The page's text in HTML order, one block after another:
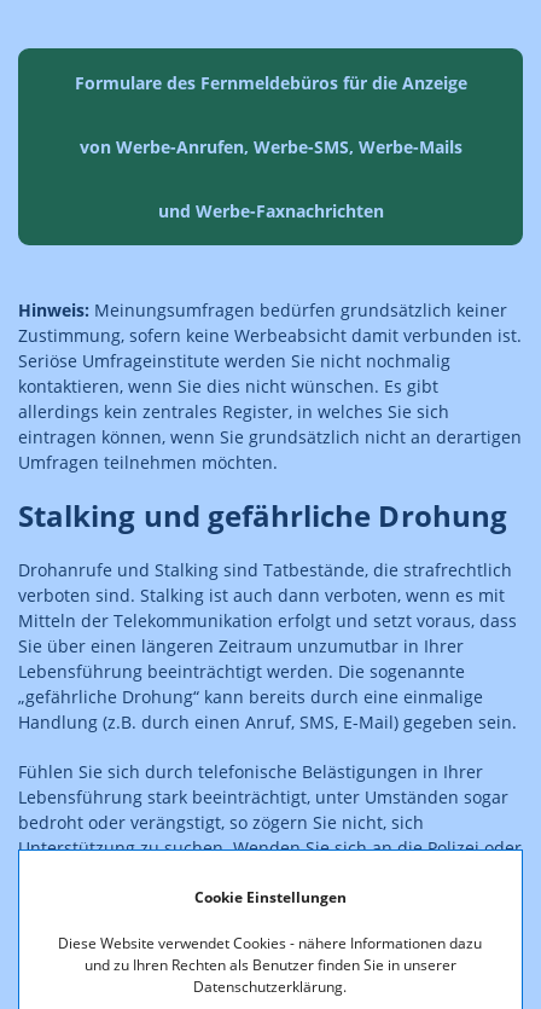
Cookie Einstellungen
Diese Website verwendet Cookies - nähere Informationen dazu
und zu Ihren Rechten als Benutzer finden Sie in unserer
Datenschutzerklärung.
Formulare des Fernmeldebüros für die Anzeige
von Werbe-Anrufen, Werbe-SMS, Werbe-Mails
und Werbe-Faxnachrichten
Hinweis: Meinungsumfragen bedürfen grundsätzlich keiner
Zustimmung, sofern keine Werbeabsicht damit verbunden ist.
Seriöse Umfrageinstitute werden Sie nicht nochmalig
kontaktieren, wenn Sie dies nicht wünschen. Es gibt
allerdings kein zentrales Register, in welches Sie sich
eintragen können, wenn Sie grundsätzlich nicht an derartigen
Umfragen teilnehmen möchten.
Stalking und gefährliche Drohung
Drohanrufe und Stalking sind Tatbestände, die strafrechtlich
verboten sind. Stalking ist auch dann verboten, wenn es mit
Mitteln der Telekommunikation erfolgt und setzt voraus, dass
Sie über einen längeren Zeitraum unzumutbar in Ihrer
Lebensführung beeinträchtigt werden. Die sogenannte
„gefährliche Drohung“ kann bereits durch eine einmalige
Handlung (z.B. durch einen Anruf, SMS, E-Mail) gegeben sein.
Fühlen Sie sich durch telefonische Belästigungen in Ihrer
Lebensführung stark beeinträchtigt, unter Umständen sogar
bedroht oder verängstigt, so zögern Sie nicht, sich
Unterstützung zu suchen. Wenden Sie sich an die Polizei oder
555 oder per Chat überhttp://www.haltdergewalt.at/
In diesem Bereich kann auch eine Fangschaltung sinnvoll
FAQ - Was ist eine Fangschaltung?